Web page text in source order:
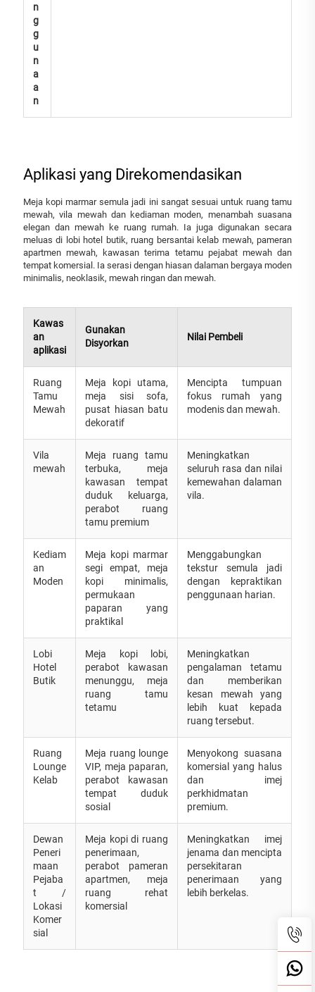
n
g
g
u
n
a
a
n
Aplikasi yang Direkomendasikan
Meja kopi marmar semula jadi ini sangat sesuai untuk ruang tamu
mewah, vila mewah dan kediaman moden, menambah suasana
elegan dan mewah ke ruang rumah. Ia juga digunakan secara
meluas di lobi hotel butik, ruang bersantai kelab mewah, pameran
apartmen mewah, kawasan terima tetamu pejabat mewah dan
tempat komersial. Ia serasi dengan hiasan dalaman bergaya moden
minimalis, neoklasik, mewah ringan dan mewah.
Kawas
an
aplikasi
Gunakan
Disyorkan
Nilai Pembeli
Ruang
Tamu
Mewah
Meja kopi utama,
meja sisi sofa,
pusat hiasan batu
dekoratif
Mencipta tumpuan
fokus rumah yang
modenis dan mewah.
Vila
mewah
Meja ruang tamu
terbuka, meja
kawasan tempat
duduk keluarga,
perabot ruang
tamu premium
Meningkatkan
seluruh rasa dan nilai
kemewahan dalaman
vila.
Kediam
an
Moden
Meja kopi marmar
segi empat, meja
kopi minimalis,
permukaan
paparan yang
praktikal
Menggabungkan
tekstur semula jadi
dengan kepraktikan
penggunaan harian.
Lobi
Hotel
Butik
Meja kopi lobi,
perabot kawasan
menunggu, meja
ruang tamu
tetamu
Meningkatkan
pengalaman tetamu
dan memberikan
kesan mewah yang
lebih kuat kepada
ruang tersebut.
Ruang
Lounge
Kelab
Meja ruang lounge
VIP, meja paparan,
perabot kawasan
tempat duduk
sosial
Menyokong suasana
komersial yang halus
dan imej
perkhidmatan
premium.
Dewan
Peneri
maan
Pejaba
t /
Lokasi
Komer
sial
Meja kopi di ruang
penerimaan,
perabot pameran
apartmen, meja
ruang rehat
komersial
Meningkatkan imej
jenama dan mencipta
persekitaran
penerimaan yang
lebih berkelas.